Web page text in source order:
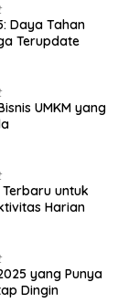
Daya Tahan
Terupdate
UMKM yang
untuk
Harian
yang Punya
Dingin